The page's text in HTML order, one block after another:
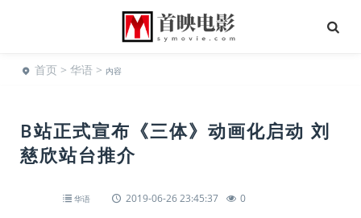
首页 > 华语 > 内容
B站正式宣布《三体》动画化启动 刘
慈欣站台推介
华语 2019-06-26 23:45:37 0